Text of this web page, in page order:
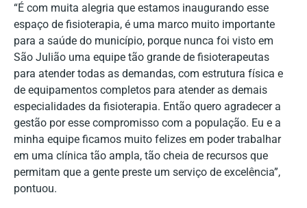
“É com muita alegria que estamos inaugurando esse
espaço de fisioterapia, é uma marco muito importante
para a saúde do município, porque nunca foi visto em
São Julião uma equipe tão grande de fisioterapeutas
para atender todas as demandas, com estrutura física e
de equipamentos completos para atender as demais
especialidades da fisioterapia. Então quero agradecer a
gestão por esse compromisso com a população. Eu e a
minha equipe ficamos muito felizes em poder trabalhar
em uma clínica tão ampla, tão cheia de recursos que
permitam que a gente preste um serviço de excelência”,
pontuou.